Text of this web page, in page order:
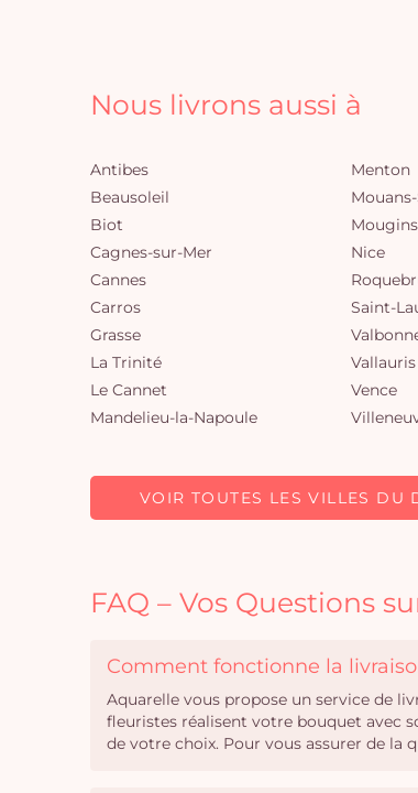
Nous livrons aussi à
Antibes
Beausoleil
Biot
Cagnes-sur-Mer
Cannes
Carros
Grasse
La Trinité
Le Cannet
Mandelieu-la-Napoule
Menton
Mougins
Nice
Saint-
Vallauris
Vence
VOIR TOUTES LES VILLES DU
FAQ – Vos Questions
Comment fonctionne la
Aquarelle vous propose un service de
fleuristes réalisent votre bouquet avec
de votre choix. Pour vous assurer de la